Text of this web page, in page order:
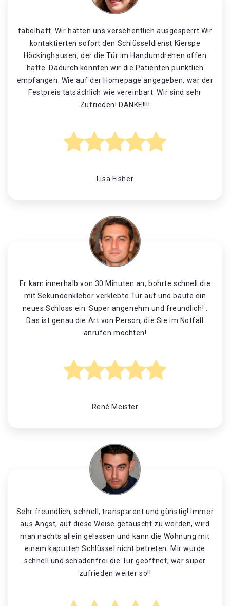
fabelhaft. Wir hatten uns versehentlich ausgesperrt Wir
kontaktierten sofort den Schlüsseldienst Kierspe
Höckinghausen, der die Tür im Handumdrehen offen
hatte. Dadurch konnten wir die Patienten pünktlich
empfangen. Wie auf der Homepage angegeben, war der
Festpreis tatsächlich wie vereinbart. Wir sind sehr
Zufrieden! DANKE!!!!
Lisa Fisher
Er kam innerhalb von 30 Minuten an, bohrte schnell die
mit Sekundenkleber verklebte Tür auf und baute ein
neues Schloss ein. Super angenehm und freundlich! .
Das ist genau die Art von Person, die Sie im Notfall
anrufen möchten!
René Meister
Sehr freundlich, schnell, transparent und günstig! Immer
aus Angst, auf diese Weise getäuscht zu werden, wird
man nachts allein gelassen und kann die Wohnung mit
einem kaputten Schlüssel nicht betreten. Mir wurde
schnell und schadenfrei die Tür geöffnet, war super
zufrieden weiter so!!